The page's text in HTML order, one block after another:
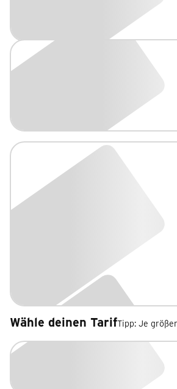
Wähle deinen TarifTipp: Je